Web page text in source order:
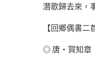
潛歌歸去來，
【回鄉偶書二
◎ 唐‧賀知章（